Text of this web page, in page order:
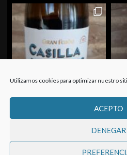
Utilizamos cookies para optimizar nuestro
ACEPTO
DENEGAR